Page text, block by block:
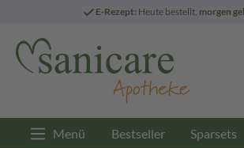
E-Rezept: Heute bestellt, morgen
Menü Bestseller Sparsets